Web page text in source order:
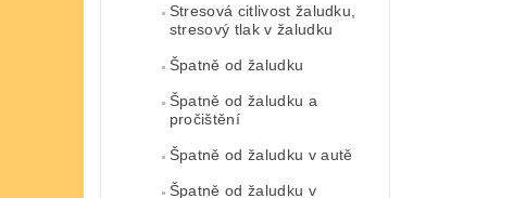
Stresová citlivost žaludku,
stresový tlak v žaludku
Špatně od žaludku
Špatně od žaludku a
pročištění
Špatně od žaludku v autě
Špatně od žaludku v